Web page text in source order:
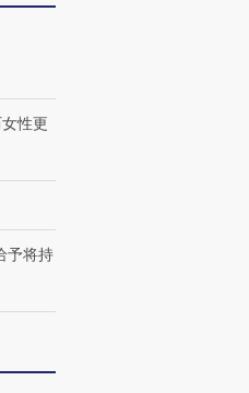
性更
予将持